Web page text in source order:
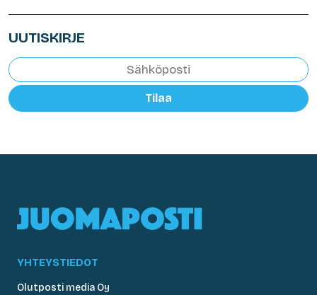
UUTISKIRJE
Tilaa
YHTEYSTIEDOT
Olutposti media Oy